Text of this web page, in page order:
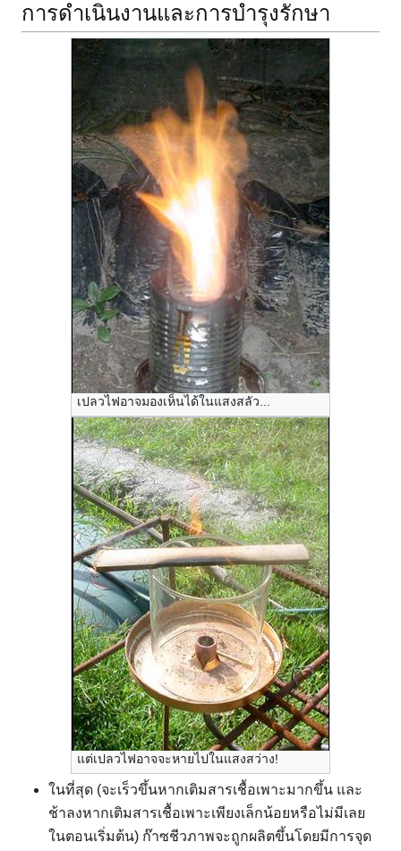
การดำเนินงานและการบำรุงรักษา
เปลวไฟอาจมองเห็นได้ในแสงสลัว...
แต่เปลวไฟอาจจะหายไปในแสงสว่าง!
ในที่สุด (จะเร็วขึ้นหากเติมสารเชื้อเพาะมากขึ้น และ
ช้าลงหากเติมสารเชื้อเพาะเพียงเล็กน้อยหรือไม่มีเลย
ในตอนเริ่มต้น) ก๊าซชีวภาพจะถูกผลิตขึ้นโดยมีการจุด